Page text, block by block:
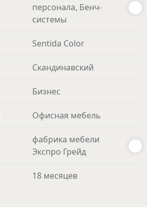
персонала, Бенч-
системы
Sentida Color
Скандинавский
Бизнес
Офисная мебель
фабрика мебели
Экспро Грейд
18 месяцев